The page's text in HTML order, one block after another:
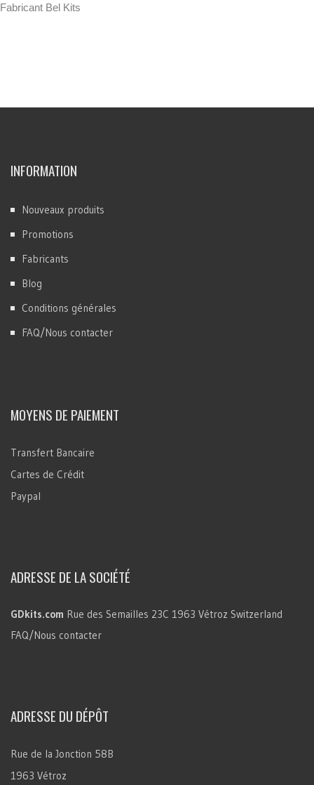
Fabricant Bel Kits
INFORMATION
Nouveaux produits
Promotions
Fabricants
Blog
Conditions générales
FAQ/Nous contacter
MOYENS DE PAIEMENT
Transfert Bancaire
Cartes de Crédit
Paypal
ADRESSE DE LA SOCIÉTÉ
GDkits.com Rue des Semailles 23C 1963 Vétroz Switzerland
FAQ/Nous contacter
ADRESSE DU DÉPÔT
Rue de la Jonction 58B
1963 Vétroz